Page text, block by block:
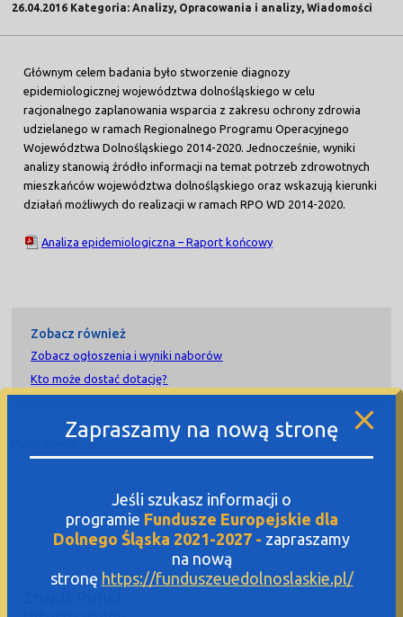
26.04.2016 Kategoria: Analizy, Opracowania i analizy, Wiadomości
Głównym celem badania było stworzenie diagnozy
epidemiologicznej województwa dolnośląskiego w celu
racjonalnego zaplanowania wsparcia z zakresu ochrony zdrowia
udzielanego w ramach Regionalnego Programu Operacyjnego
Województwa Dolnośląskiego 2014-2020. Jednocześnie, wyniki
analizy stanowią źródło informacji na temat potrzeb zdrowotnych
mieszkańców województwa dolnośląskiego oraz wskazują kierunki
działań możliwych do realizacji w ramach RPO WD 2014-2020.
Analiza epidemiologiczna – Raport końcowy
Zobacz również
Zobacz ogłoszenia i wyniki naborów
Kto może dostać dotację?
Zapraszamy na nową stronę
Jeśli szukasz informacji o
programie Fundusze Europejskie dla
Dolnego Śląska 2021-2027 - zapraszamy
na nową
stronę https://funduszeuedolnoslaskie.pl/